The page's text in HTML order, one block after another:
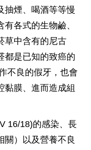
抽煙、喝酒等等慢
各式的生物鹼、
草中含有的尼古
都是已知的致癌的
不良的假牙，也會
黏膜、進而造成組
16/18)的感染、長
關）以及營養不良